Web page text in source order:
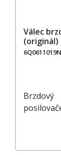
Válec
(originál)
6Q0611019N